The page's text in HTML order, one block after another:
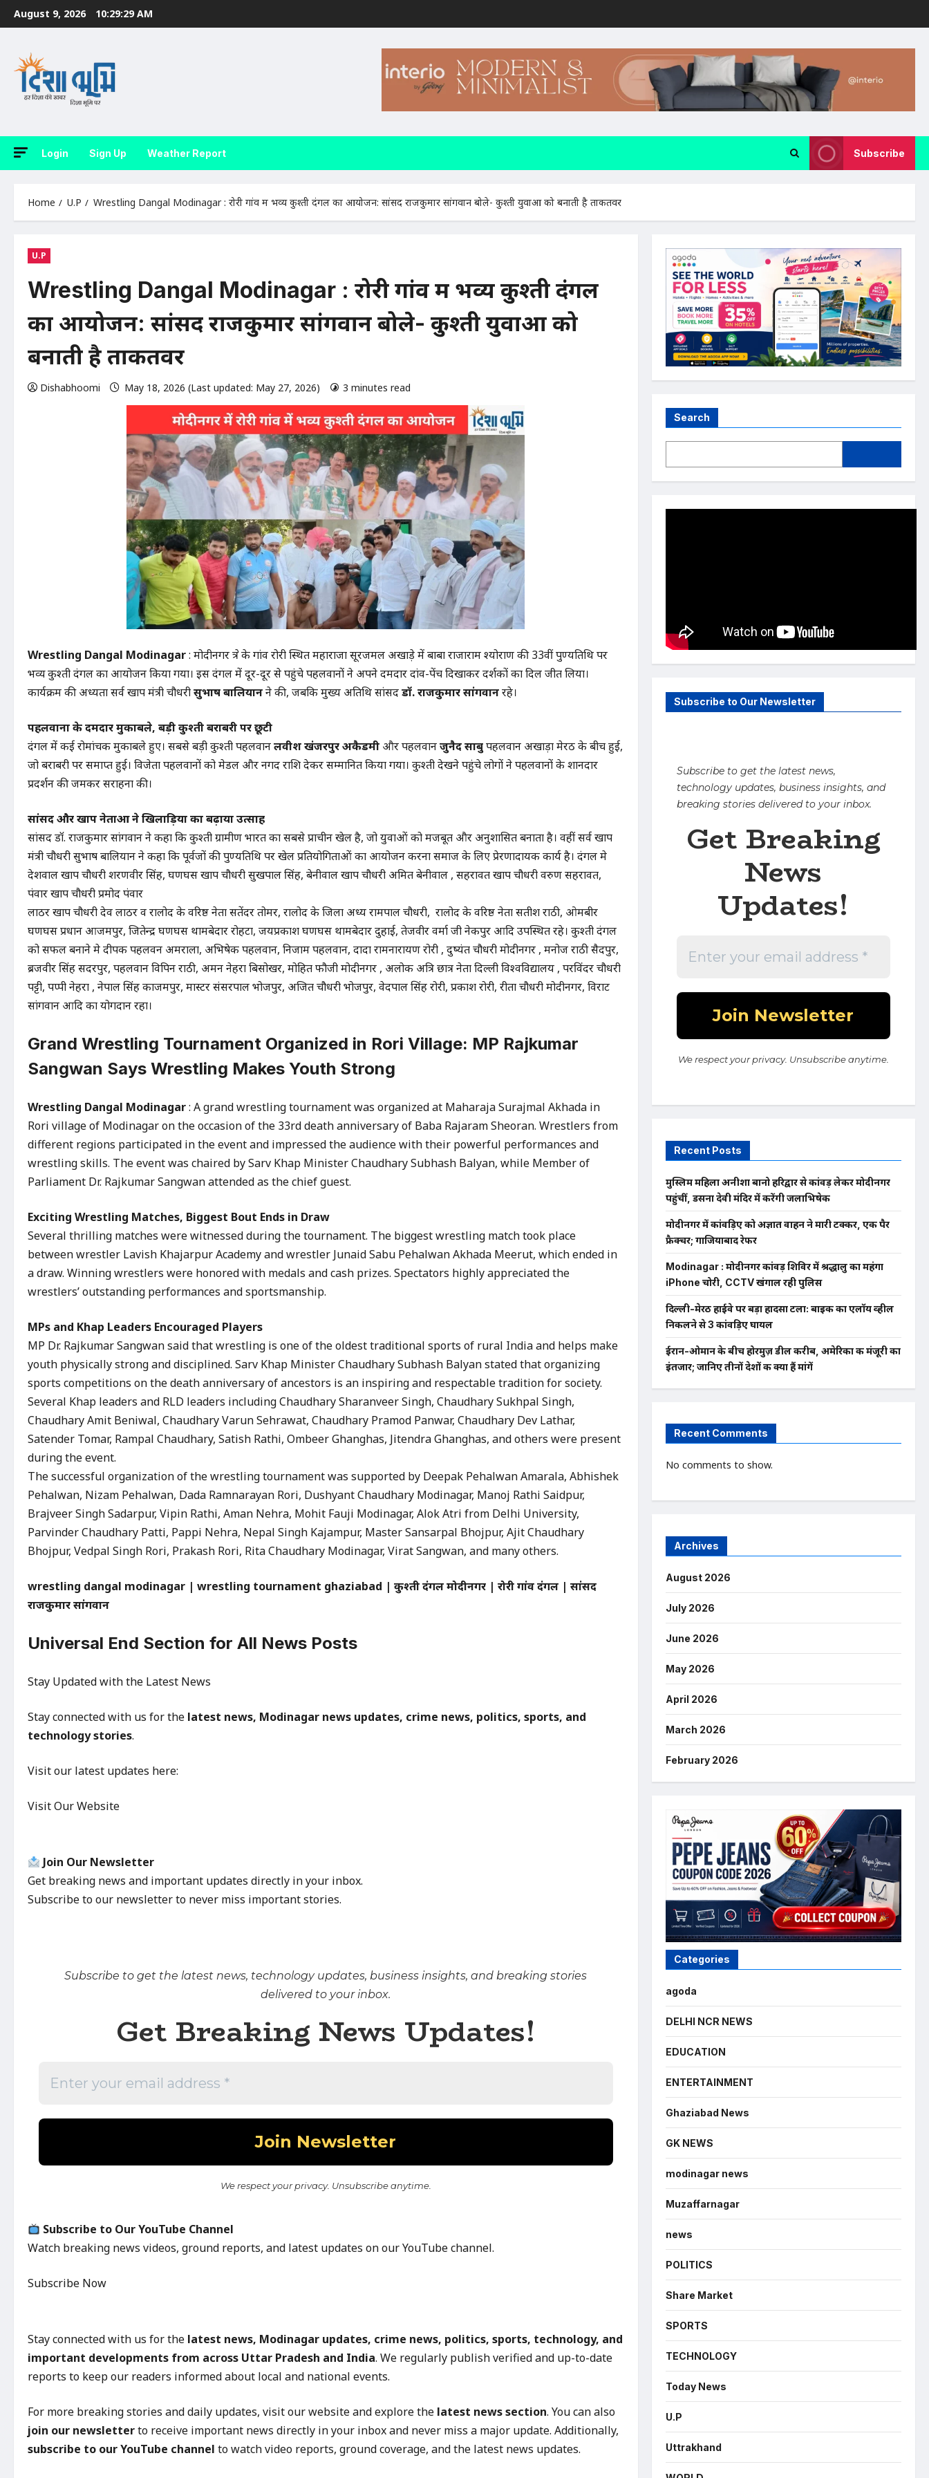
SkipAugust 9, 2026 10:29:30 AM
Login Sign Up Weather Report Subscribe
Home U.P Wrestling Dangal Modinagar : रोरी गांव में भव्य कुश्ती दंगल का आयोजन: सांसद राजकुमार सांगवान बोले- कुश्ती युवाओं को बनाती है ताकतवर
U.P
Wrestling Dangal Modinagar : रोरी गांव में भव्य कुश्ती दंगल
का आयोजन: सांसद राजकुमार सांगवान बोले- कुश्ती युवाओं को
बनाती है ताकतवर
Dishabhoomi May 18, 2026 (Last updated: May 27, 2026) 3 minutes read
Wrestling Dangal Modinagar: मोदीनगर क्षेत्र के गांव रोरी स्थित महाराजा सूरजमल अखाड़े में बाबा राजाराम श्योराण की 33वीं पुण्यतिथि पर
भव्य कुश्ती दंगल का आयोजन किया गया। इस दंगल में दूर-दूर से पहुंचे पहलवानों ने अपने दमदार दांव-पेंच दिखाकर दर्शकों का दिल जीत लिया।
कार्यक्रम की अध्यक्षता सर्व खाप मंत्री चौधरीसुभाष बालियानने की, जबकि मुख्य अतिथि सांसदडॉ. राजकुमार सांगवानरहे।
पहलवानों के दमदार मुकाबले, बड़ी कुश्ती बराबरी पर छूटी
दंगल में कई रोमांचक मुकाबले हुए। सबसे बड़ी कुश्ती पहलवानलवीश खंजरपुर अकैडमी और पहलवानजुनैद साबुपहलवान अखाड़ा मेरठ के बीच हुई,
जो बराबरी पर समाप्त हुई। विजेता पहलवानों को मेडल और नगद राशि देकर सम्मानित किया गया। कुश्ती देखने पहुंचे लोगों ने पहलवानों के शानदार
प्रदर्शन की जमकर सराहना की।
सांसद और खाप नेताओं ने खिलाड़ियों का बढ़ाया उत्साह
सांसद डॉ. राजकुमार सांगवान ने कहा कि कुश्ती ग्रामीण भारत का सबसे प्राचीन खेल है, जो युवाओं को मजबूत और अनुशासित बनाता है। वहीं सर्व खाप
मंत्री चौधरी सुभाष बालियान ने कहा कि पूर्वजों की पुण्यतिथि पर खेल प्रतियोगिताओं का आयोजन करना समाज के लिए प्रेरणादायक कार्य है। दंगल मे
देशवाल खाप चौधरी शरणवीर सिंह, घणघस खाप चौधरी सुखपाल सिंह, बेनीवाल खाप चौधरी अमित बेनीवाल , सहरावत खाप चौधरी वरुण सहरावत,
पंवार खाप चौधरी प्रमोद पंवार
लाठर खाप चौधरी देव लाठर व रालोद के वरिष्ठ नेता सतेंदर तोमर, रालोद के जिला अध्यक्ष रामपाल चौधरी, रालोद के वरिष्ठ नेता सतीश राठी, ओमबीर
घणघस प्रधान आजमपुर, जितेन्द्र घणघस थामबेदार रोहटा, जयप्रकाश घणघस थामबेदार दुहाई, तेजवीर वर्मा जी नेकपुर आदि उपस्थित रहे। कुश्ती दंगल
को सफल बनाने मे दीपक पहलवन अमराला, अभिषेक पहलवान, निजाम पहलवान, दादा रामनारायण रोरी , दुष्यंत चौधरी मोदीनगर , मनोज राठी सैदपुर,
ब्रजवीर सिंह सदरपुर, पहलवान विपिन राठी, अमन नेहरा बिसोखर, मोहित फौजी मोदीनगर , अलोक अत्रि छात्र नेता दिल्ली विश्वविद्यालय , परविंदर चौधरी
पट्टी, पप्पी नेहरा , नेपाल सिंह काजमपुर, मास्टर संसरपाल भोजपुर, अजित चौधरी भोजपुर, वेदपाल सिंह रोरी, प्रकाश रोरी, रीता चौधरी मोदीनगर, विराट
सांगवान आदि का योगदान रहा।
Grand Wrestling Tournament Organized in Rori Village: MP Rajkumar
Sangwan Says Wrestling Makes Youth Strong
Wrestling Dangal Modinagar: A grand wrestling tournament was organized at Maharaja Surajmal Akhada in
Rori village of Modinagar on the occasion of the 33rd death anniversary of Baba Rajaram Sheoran. Wrestlers from
different regions participated in the event and impressed the audience with their powerful performances and
wrestling skills. The event was chaired by Sarv Khap Minister Chaudhary Subhash Balyan, while Member of
Parliament Dr. Rajkumar Sangwan attended as the chief guest.
Exciting Wrestling Matches, Biggest Bout Ends in Draw
Several thrilling matches were witnessed during the tournament. The biggest wrestling match took place
between wrestler Lavish Khajarpur Academy and wrestler Junaid Sabu Pehalwan Akhada Meerut, which ended in
a draw. Winning wrestlers were honored with medals and cash prizes. Spectators highly appreciated the
wrestlers’ outstanding performances and sportsmanship.
MPs and Khap Leaders Encouraged Players
MP Dr. Rajkumar Sangwan said that wrestling is one of the oldest traditional sports of rural India and helps make
youth physically strong and disciplined. Sarv Khap Minister Chaudhary Subhash Balyan stated that organizing
sports competitions on the death anniversary of ancestors is an inspiring and respectable tradition for society.
Several Khap leaders and RLD leaders including Chaudhary Sharanveer Singh, Chaudhary Sukhpal Singh,
Chaudhary Amit Beniwal, Chaudhary Varun Sehrawat, Chaudhary Pramod Panwar, Chaudhary Dev Lathar,
Satender Tomar, Rampal Chaudhary, Satish Rathi, Ombeer Ghanghas, Jitendra Ghanghas, and others were present
during the event.
The successful organization of the wrestling tournament was supported by Deepak Pehalwan Amarala, Abhishek
Pehalwan, Nizam Pehalwan, Dada Ramnarayan Rori, Dushyant Chaudhary Modinagar, Manoj Rathi Saidpur,
Brajveer Singh Sadarpur, Vipin Rathi, Aman Nehra, Mohit Fauji Modinagar, Alok Atri from Delhi University,
Parvinder Chaudhary Patti, Pappi Nehra, Nepal Singh Kajampur, Master Sansarpal Bhojpur, Ajit Chaudhary
Bhojpur, Vedpal Singh Rori, Prakash Rori, Rita Chaudhary Modinagar, Virat Sangwan, and many others.
wrestling dangal modinagar | wrestling tournament ghaziabad | कुश्ती दंगल मोदीनगर | रोरी गांव दंगल | सांसद
राजकुमार सांगवान
Universal End Section for All News Posts
Stay Updated with the Latest News
Stay connected with us for the latest news, Modinagar news updates, crime news, politics, sports, and
technology stories.
Visit our latest updates here:
Visit Our Website
Join Our Newsletter
Get breaking news and important updates directly in your inbox.
Subscribe to our newsletter to never miss important stories.
Subscribe to get the latest news, technology updates, business insights, and breaking stories
delivered to your inbox.
Get Breaking News Updates!
We respect your privacy. Unsubscribe anytime.
Subscribe to Our YouTube Channel
Watch breaking news videos, ground reports, and latest updates on our YouTube channel.
Subscribe Now
Stay connected with us for the latest news, Modinagar updates, crime news, politics, sports, technology, and
important developments from across Uttar Pradesh and India. We regularly publish verified and up-to-date
reports to keep our readers informed about local and national events.
For more breaking stories and daily updates, visit our website and explore the latest news section. You can also
join our newsletterto receive important news directly in your inbox and never miss a major update. Additionally,
subscribe to our YouTube channel to watch video reports, ground coverage, and the latest news updates.
Search
Subscribe to Our Newsletter
Subscribe to get the latest news,
technology updates, business insights, and
breaking stories delivered to your inbox.
Get Breaking
News
Updates!
We respect your privacy. Unsubscribe anytime.
Recent Posts
मुस्लिम महिला अनीशा बानो हरिद्वार से कांवड़ लेकर मोदीनगर
पहुंचीं, डसना देवी मंदिर में करेंगी जलाभिषेक
मोदीनगर में कांवड़िए को अज्ञात वाहन ने मारी टक्कर, एक पैर
फ्रैक्चर; गाजियाबाद रेफर
Modinagar : मोदीनगर कांवड़ शिविर में श्रद्धालु का महंगा
iPhone चोरी, CCTV खंगाल रही पुलिस
दिल्ली-मेरठ हाईवे पर बड़ा हादसा टला: बाइक का एलॉय व्हील
निकलने से 3 कांवड़िए घायल
ईरान-ओमान के बीच होरमुज़ डील करीब, अमेरिका की मंजूरी का
इंतजार; जानिए तीनों देशों की क्या हैं मांगें
Recent Comments
No comments to show.
Archives
August 2026
July 2026
June 2026
May 2026
April 2026
March 2026
February 2026
Categories
agoda
DELHI NCR NEWS
EDUCATION
ENTERTAINMENT
Ghaziabad News
GK NEWS
modinagar news
Muzaffarnagar
news
POLITICS
Share Market
SPORTS
TECHNOLOGY
Today News
U.P
Uttrakhand